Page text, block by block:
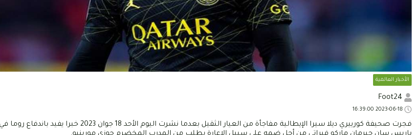
الأخبار العالمية
فجرت صحيفة كورييري ديلا سيرا الإيطالية مفاجأة من العيار الثقيل بعدما نشرت